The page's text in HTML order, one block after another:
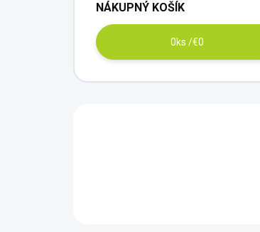
NÁKUPNÝ KOŠÍK
0ks /€0